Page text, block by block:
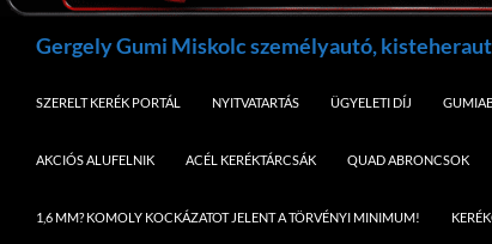
Gergely Gumi Miskolc személyautó,
SZERELT KERÉK PORTÁL NYITVATARTÁS ÜGYELETI DÍJ
AKCIÓS ALUFELNIK ACÉL KERÉKTÁRCSÁK QUAD ABRONCSOK
1,6 MM? KOMOLY KOCKÁZATOT JELENT A TÖRVÉNYI MINIMUM!